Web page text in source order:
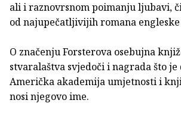
ali i raznovrsnom poimanju ljubavi,
od najupečatljivijih romana
O značenju Forsterova osebujna
stvaralaštva svjedoči i nagrada što
Američka akademija umjetnosti i
nosi njegovo ime.